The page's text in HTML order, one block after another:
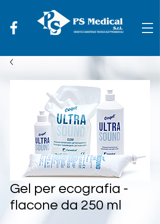
Gel per ecografia -
flacone da 250 ml